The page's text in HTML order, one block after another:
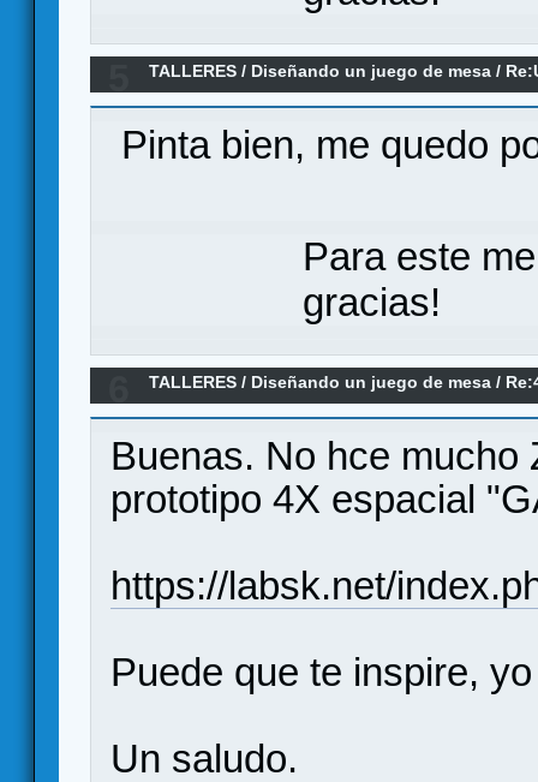
TALLERES / Diseñando un juego de mesa /
Pinta bien, me quedo
Para este
gracias!
TALLERES / Diseñando un juego de mesa /
Buenas. No hce
prototipo 4X espacial
https://labsk.net/
Puede que te inspire,
Un saludo.